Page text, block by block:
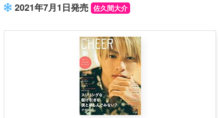
2021年7月1日発売 佐久間大介